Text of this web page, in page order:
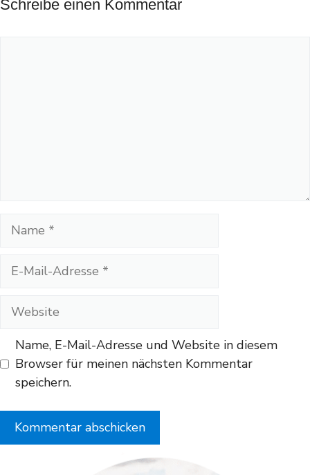
Schreibe einen Kommentar
Name
Website
Name, E-Mail-Adresse und Website in diesem
Browser für meinen nächsten Kommentar
speichern.